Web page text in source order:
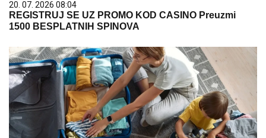
20. 07. 2026 08:04
REGISTRUJ SE UZ PROMO KOD CASINO Preuzmi
1500 BESPLATNIH SPINOVA